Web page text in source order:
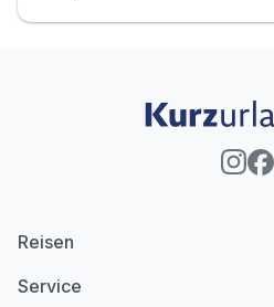
Reisen
Service